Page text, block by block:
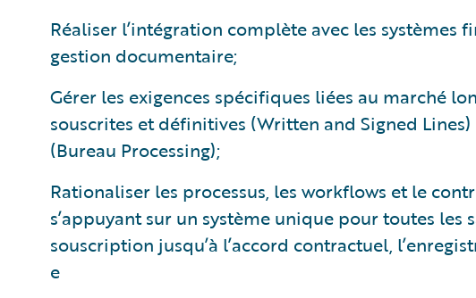
Réaliser l’intégration complète avec les systèmes
gestion documentaire;
Gérer les exigences spécifiques liées au marché
souscrites et définitives (Written and Signed
(Bureau Processing);
Rationaliser les processus, les workflows et le
s’appuyant sur un système unique pour toutes les
souscription jusqu’à l’accord contractuel,
e